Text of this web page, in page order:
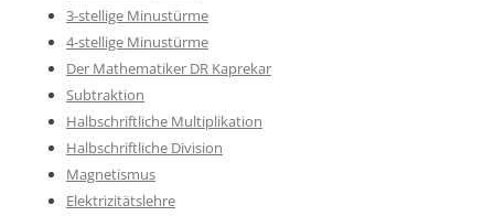
3-stellige Minustürme
4-stellige Minustürme
Der Mathematiker DR Kaprekar
Subtraktion
Halbschriftliche Multiplikation
Halbschriftliche Division
Magnetismus
Elektrizitätslehre